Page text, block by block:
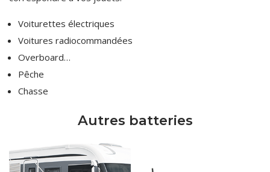
Voiturettes électriques
Voitures radiocommandées
Overboard…
Pêche
Chasse
Autres batteries